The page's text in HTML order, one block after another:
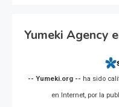
Yumeki Agency
-- Yumeki.org -- ha sido
en Internet, por la